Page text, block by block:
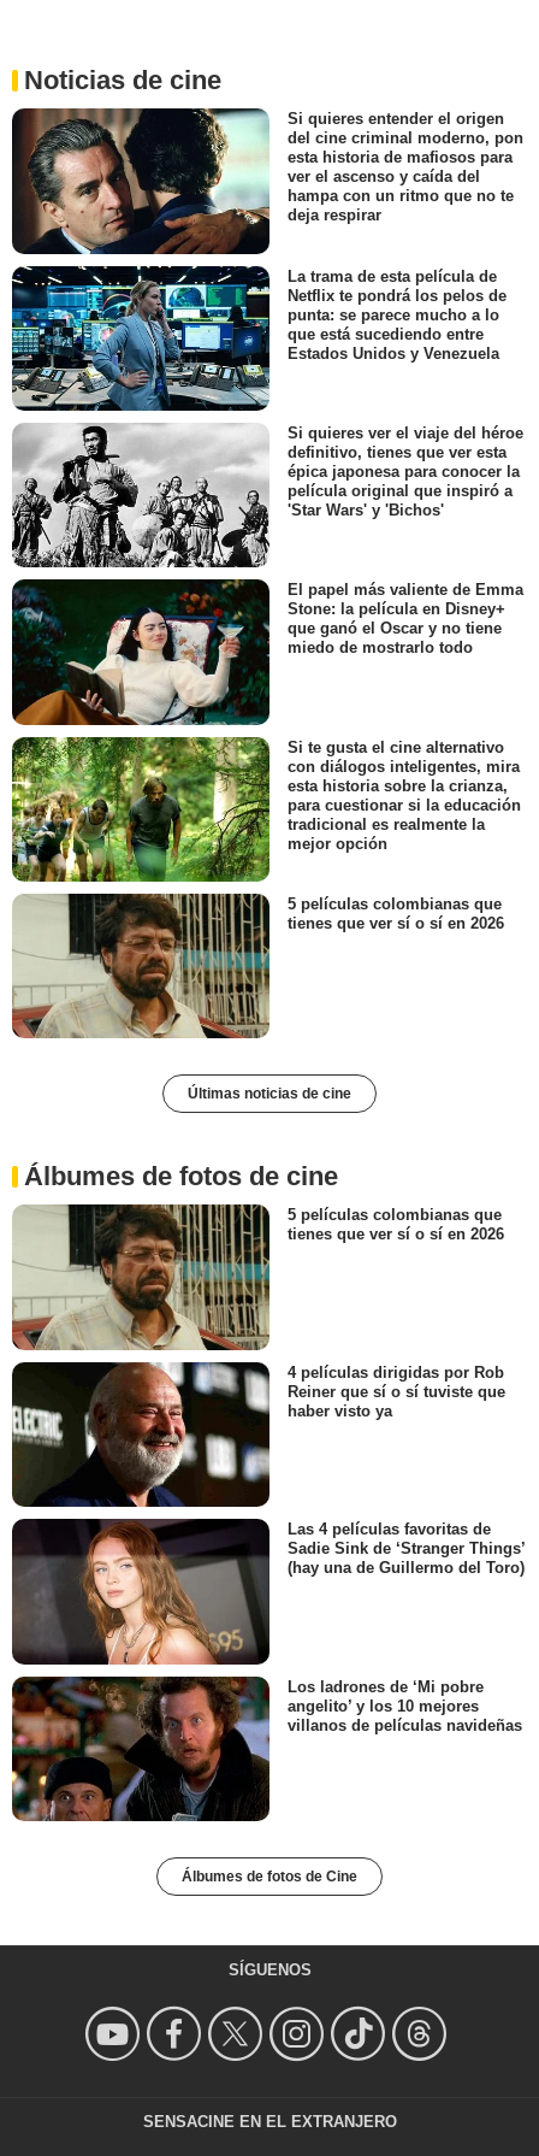
Noticias de cine
Si quieres entender el origen
del cine criminal moderno, pon
esta historia de mafiosos para
ver el ascenso y caída del
hampa con un ritmo que no te
deja respirar
La trama de esta película de
Netflix te pondrá los pelos de
punta: se parece mucho a lo
que está sucediendo entre
Estados Unidos y Venezuela
Si quieres ver el viaje del héroe
definitivo, tienes que ver esta
épica japonesa para conocer la
película original que inspiró a
'Star Wars' y 'Bichos'
El papel más valiente de Emma
Stone: la película en Disney+
que ganó el Oscar y no tiene
miedo de mostrarlo todo
Si te gusta el cine alternativo
con diálogos inteligentes, mira
esta historia sobre la crianza,
para cuestionar si la educación
tradicional es realmente la
mejor opción
5 películas colombianas que
tienes que ver sí o sí en 2026
Últimas noticias de cine
Álbumes de fotos de cine
5 películas colombianas que
tienes que ver sí o sí en 2026
4 películas dirigidas por Rob
Reiner que sí o sí tuviste que
haber visto ya
Las 4 películas favoritas de
Sadie Sink de ‘Stranger Things’
(hay una de Guillermo del Toro)
Los ladrones de ‘Mi pobre
angelito’ y los 10 mejores
villanos de películas navideñas
Álbumes de fotos de Cine
SÍGUENOS
SENSACINE EN EL EXTRANJERO